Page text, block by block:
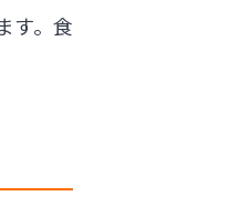
す。食